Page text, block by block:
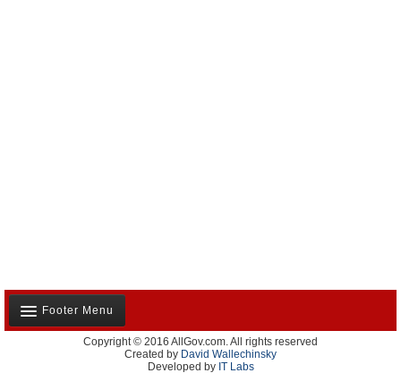
Footer Menu
Notre équipe
Copyright © 2016 AllGov.com. All rights reserved
Created by David Wallechinsky
Developed by IT Labs